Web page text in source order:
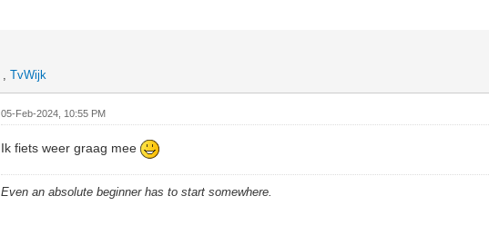
,TvWijk
05-Feb-2024, 10:55 PM
Ik fiets weer graag mee
Even an absolute beginner has to start somewhere.